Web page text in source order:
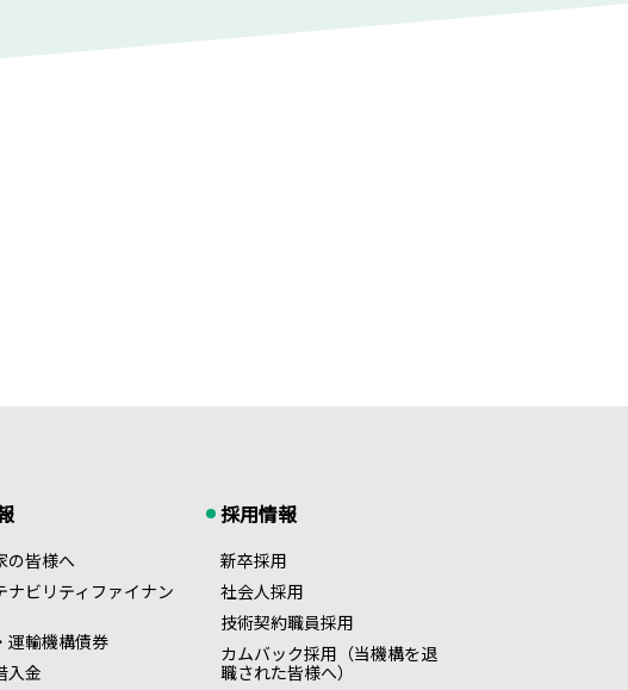
の皆様へ
ナビリティファイナン
運輸機構債券
入金
採用情報
新卒採用
社会人採用
技術契約職員採用
カムバック採用（当機構を退
職された皆様へ）